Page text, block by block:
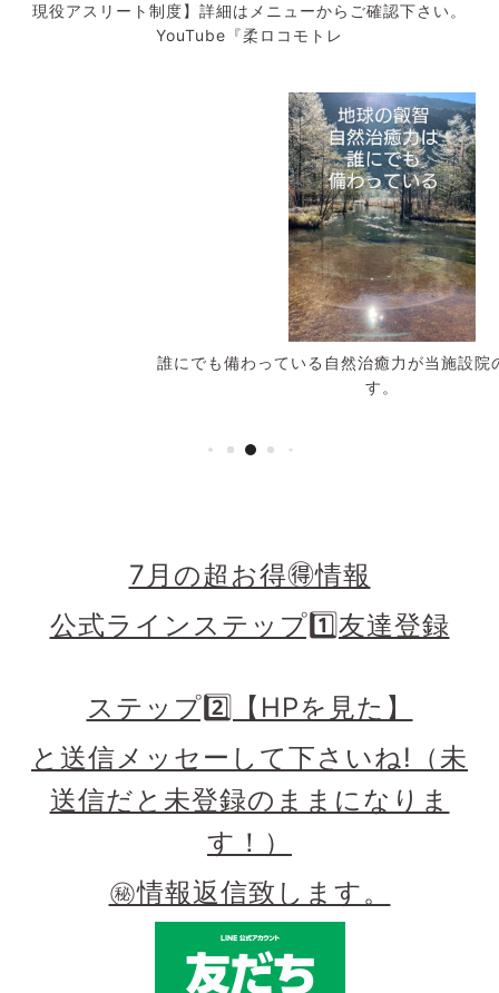
現役アスリート制度】詳細はメニューからご確認下さい。
YouTube『柔ロコモトレ
誰にでも備わっている自然治癒力が当施設院のコンセプトで
7月の超お得🉐情報
公式ラインステップ1️⃣友達登録
ステップ2️⃣【HPを見た】
と送信メッセーして下さいね!（未
送信だと未登録のままになりま
す！）
㊙️情報返信致します。